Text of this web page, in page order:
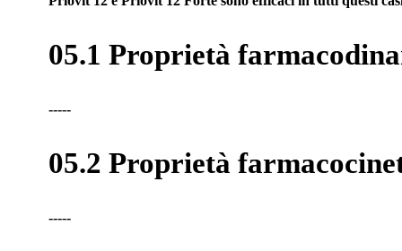
05.1 Proprietà
-----
05.2 Proprietà
-----